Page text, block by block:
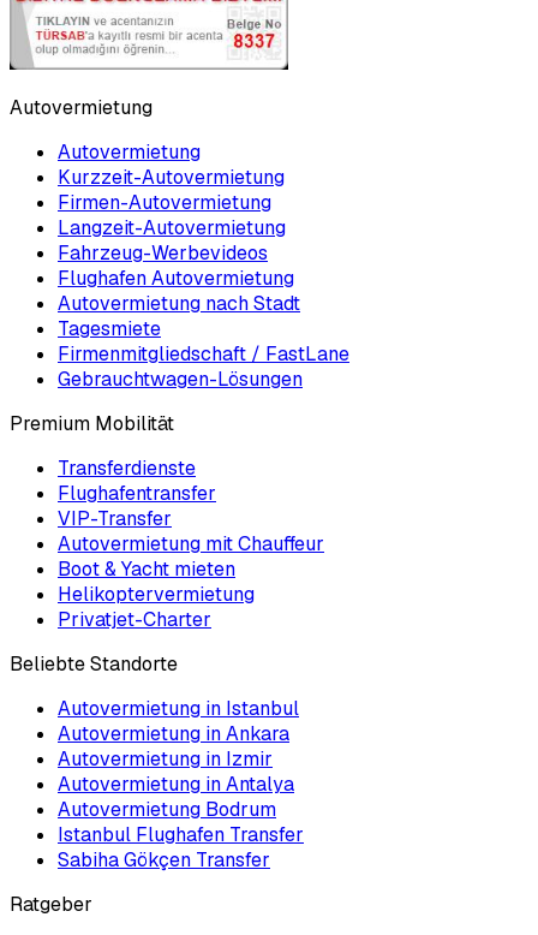
Autovermietung
Autovermietung
Kurzzeit-Autovermietung
Firmen-Autovermietung
Langzeit-Autovermietung
Fahrzeug-Werbevideos
Flughafen Autovermietung
Autovermietung nach Stadt
Tagesmiete
Firmenmitgliedschaft / FastLane
Gebrauchtwagen-Lösungen
Premium Mobilität
Transferdienste
Flughafentransfer
VIP-Transfer
Autovermietung mit Chauffeur
Boot & Yacht mieten
Helikoptervermietung
Privatjet-Charter
Beliebte Standorte
Autovermietung in Istanbul
Autovermietung in Ankara
Autovermietung in Izmir
Autovermietung in Antalya
Autovermietung Bodrum
Istanbul Flughafen Transfer
Sabiha Gökçen Transfer
Ratgeber